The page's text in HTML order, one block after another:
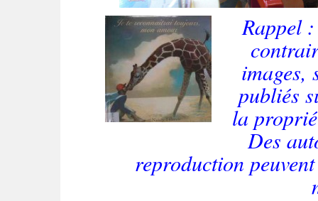
Rappel
images,
publiés
la
Des
reproduction